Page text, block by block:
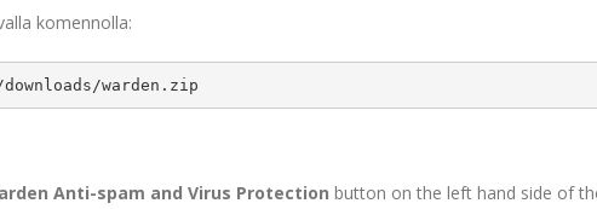
komennolla:
warden.zip
Anti-spam and Virus Protection button on the left hand side of